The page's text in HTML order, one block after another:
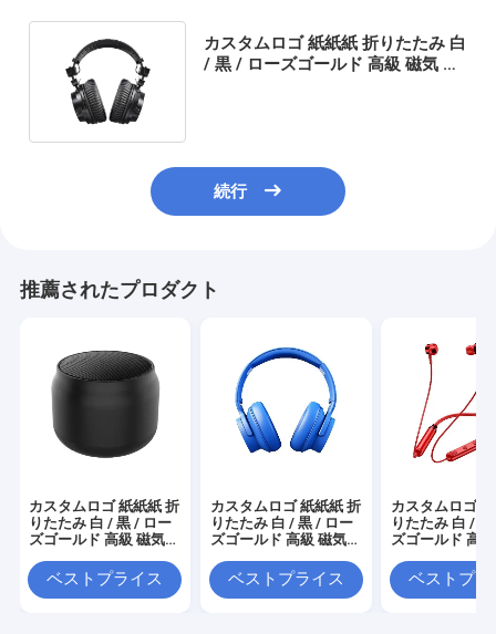
カスタムロゴ 紙紙紙 折りたたみ 白
/ 黒 / ローズゴールド 高級 磁気 ギ
続行
推薦されたプロダクト
カスタムロゴ 紙紙紙 折
りたたみ 白 / 黒 / ロー
ズゴールド 高級 磁気
閉め付き
ベストプライス
カスタムロゴ 紙紙紙 折
りたたみ 白 / 黒 / ロー
ズゴールド 高級 磁気
閉め付き
ベストプライス
カスタムロゴ
りたたみ 白 /
ズゴールド 高
閉め付き
ベストプラ